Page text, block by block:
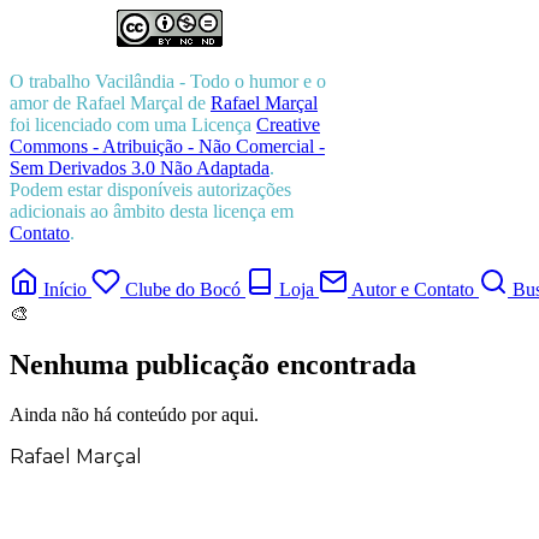
O trabalho Vacilândia - Todo o humor e o
amor de Rafael Marçal de Rafael Marçal
foi licenciado com uma Licença Creative
Commons - Atribuição - Não Comercial -
Sem Derivados 3.0 Não Adaptada.
Podem estar disponíveis autorizações
adicionais ao âmbito desta licença em
Contato.
Início Clube do Bocó Loja Autor e Contato
🎨
Nenhuma publicação encontrada
Ainda não há conteúdo por aqui.
Rafael Marçal